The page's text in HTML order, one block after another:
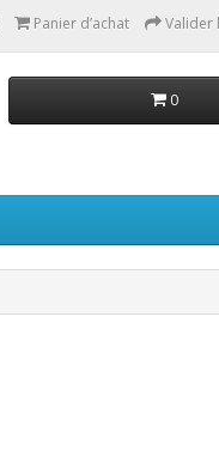
Panier d’achat Valider
0